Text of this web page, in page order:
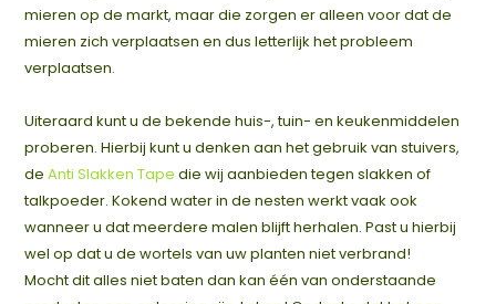
mieren op de markt, maar die zorgen er alleen voor dat de
mieren zich verplaatsen en dus letterlijk het probleem
verplaatsen.
Uiteraard kunt u de bekende huis-, tuin- en keukenmiddelen
proberen. Hierbij kunt u denken aan het gebruik van stuivers,
deAnti Slakken Tape die wij aanbieden tegen slakken of
talkpoeder. Kokend water in de nesten werkt vaak ook
wanneer u dat meerdere malen blijft herhalen. Past u hierbij
wel op dat u de wortels van uw planten niet verbrand!
Mocht dit alles niet baten dan kan één van onderstaande